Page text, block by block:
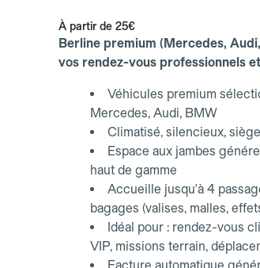
À partir de 25€
Berline premium (Mercedes,
vos rendez-vous professionnels
Véhicules premium
Mercedes, Audi, BMW
Climatisé, silencieux,
Espace aux jambes
haut de gamme
Accueille jusqu'à 4
bagages (valises, malles,
Idéal pour : rendez-vous
VIP, missions terrain,